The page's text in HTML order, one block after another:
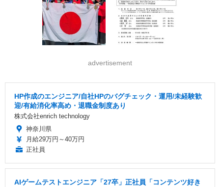
advertisement
HP作成のエンジニア/自社HPのバグチェック・運用/未経験歓
迎/有給消化率高め・退職金制度あり
株式会社enrich technology
神奈川県
月給29万円～40万円
正社員
AIゲームテストエンジニア「27卒」正社員「コンテンツ好き